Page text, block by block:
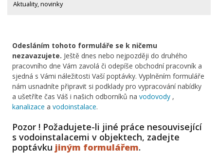
Aktuality, novinky
Odesláním tohoto formuláře se k ničemu
nezavazujete. Ještě dnes nebo nejpozději do druhého
pracovního dne Vám zavolá či odepíše obchodní pracovník a
sjedná s Vámi náležitosti Vaší poptávky. Vyplněním formuláře
nám usnadníte připravit si podklady pro vypracování nabídky
a ušetříte čas Váš i našich odborníků na vodovody ,
kanalizace a vodoinstalace.
Pozor ! Požadujete-li jiné práce nesouvisející
s vodoinstalacemi v objektech, zadejte
poptávku jiným formulářem.